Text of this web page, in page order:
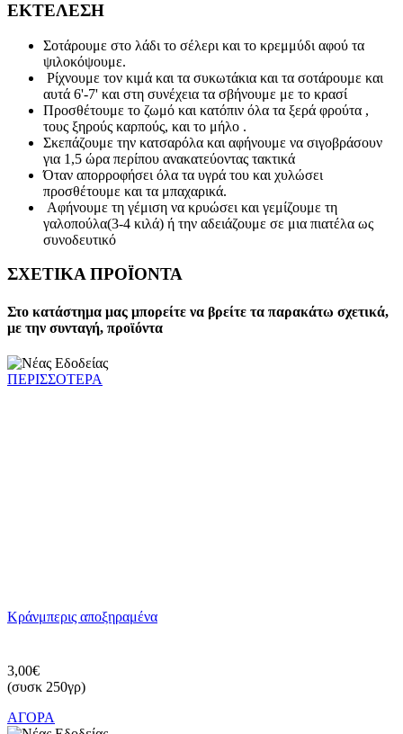
ΕΚΤΕΛΕΣΗ
Σοτάρουμε στο λάδι το σέλερι και το κρεμμύδι αφού τα
ψιλοκόψουμε.
Ρίχνουμε τον κιμά και τα συκωτάκια και τα σοτάρουμε και
αυτά 6'-7' και στη συνέχεια τα σβήνουμε με το κρασί
Προσθέτουμε το ζωμό και κατόπιν όλα τα ξερά φρούτα ,
τους ξηρούς καρπούς, και το μήλο .
Σκεπάζουμε την κατσαρόλα και αφήνουμε να σιγοβράσουν
για 1,5 ώρα περίπου ανακατεύοντας τακτικά
Όταν απορροφήσει όλα τα υγρά του και χυλώσει
προσθέτουμε και τα μπαχαρικά.
Αφήνουμε τη γέμιση να κρυώσει και γεμίζουμε τη
γαλοπούλα(3-4 κιλά) ή την αδειάζουμε σε μια πιατέλα ως
συνοδευτικό
ΣΧΕΤΙΚΑ ΠΡΟΪΟΝΤΑ
Στο κατάστημα μας μπορείτε να βρείτε τα παρακάτω σχετικά,
με την συνταγή, προϊόντα
ΠΕΡΙΣΣΟΤΕΡΑ
Kράνμπερις αποξηραμένα
3,00€
(συσκ 250γρ)
ΑΓΟΡΑ